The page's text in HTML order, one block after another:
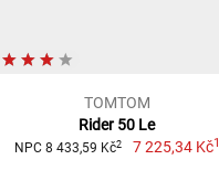
TOMTOM
Rider 50 Le
NPC 8 433,59 Kč2 7 225,34 Kč1